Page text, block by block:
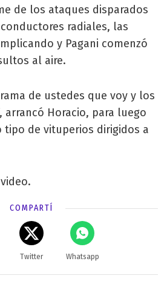
de los ataques disparados
radiales, las
y Pagani comenzó
al aire.
de ustedes que voy y los
arrancó Horacio, para luego
tipo de vituperios dirigidos a
COMPARTÍ
Twitter Whatsapp